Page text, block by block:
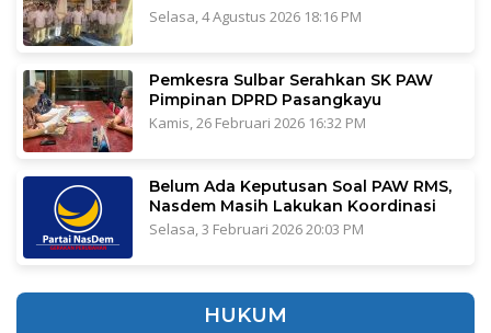
Selasa, 4 Agustus 2026 18:16 PM
Pemkesra Sulbar Serahkan SK PAW
Pimpinan DPRD Pasangkayu
Kamis, 26 Februari 2026 16:32 PM
Belum Ada Keputusan Soal PAW RMS,
Nasdem Masih Lakukan Koordinasi
Selasa, 3 Februari 2026 20:03 PM
HUKUM